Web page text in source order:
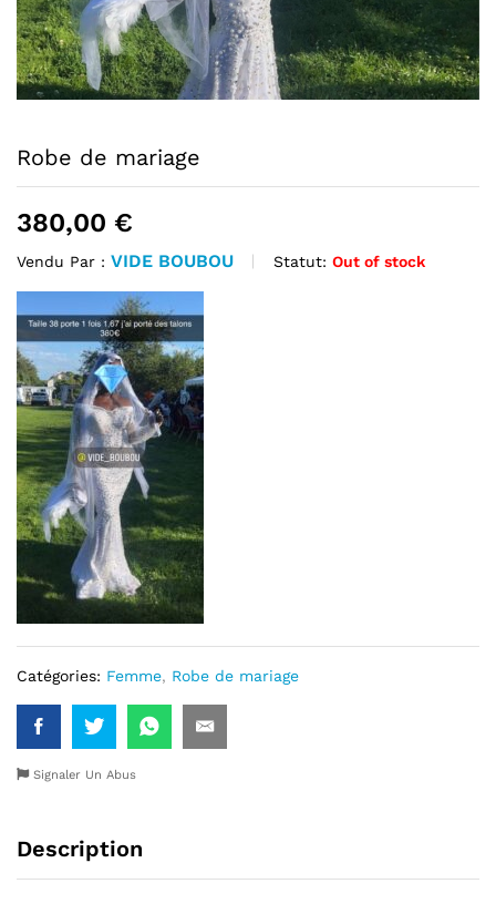
Robe de mariage
380,00 €
Vendu Par : VIDE BOUBOU Statut: Out of stock
Catégories: Femme, Robe de mariage
Signaler Un Abus
Description